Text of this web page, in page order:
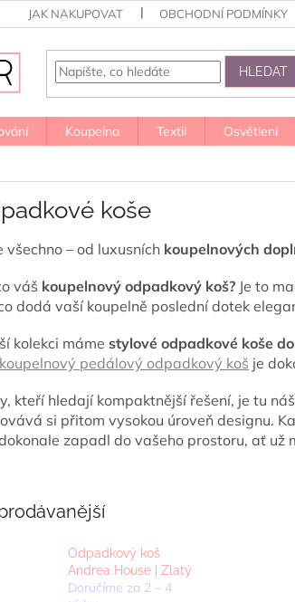
JAK NAKUPOVAT OBCHODNÍ PODMÍNKY
HLEDAT
Koupelna Textil Osvětlení
koše
všechno – od luxusních koupelnových
váš koupelnový odpadkový koš? Je to
dodá vaší koupelně poslední dotek
kolekci máme stylové odpadkové koše
koupelnový pedálový odpadkový koš je
kteří hledají kompaktnější řešení, je tu náš
si přitom vysokou úroveň designu.
zapadl do vašeho prostoru, ať už
Odpadkový koš
Andrea House | Zlatý
Doručíme za 2 – 4